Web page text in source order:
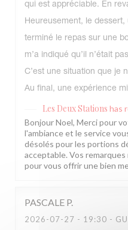
qui est appréciable. En
Heureusement, le
terminé le repas sur une
m’a indiqué qu’il n’était
C’est une situation que je
Au final, une expérience
Les Deux Stations has
Bonjour Noel, Merci pour
l'ambiance et le service
désolés pour les portions
acceptable. Vos
pour vous offrir une bien
PASCALE P
2026-07-27 - 19:30 -